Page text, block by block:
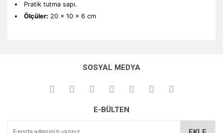
Pratik tutma sapı.
Ölçüler: 20 x 10 x 6 cm
kullanarak tarafımıza iletebilirsiniz.
Görüş ve önerileriniz için teşekkür ederiz.
Ürün açıklamasında eksik bilgiler bulunuyor.
SOSYAL MEDYA
E-BÜLTEN